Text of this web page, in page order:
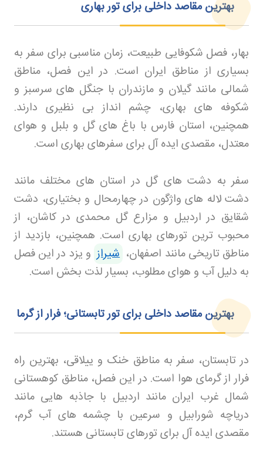
بهترین مقاصد داخلی برای تور بهاری
بهار، فصل شکوفایی طبیعت، زمان مناسبی برای سفر به
بسیاری از مناطق ایران است. در این فصل، مناطق
شمالی مانند گیلان و مازندران با جنگل های سرسبز و
شکوفه های بهاری، چشم انداز بی نظیری دارند.
همچنین، استان فارس با باغ های گل و بلبل و هوای
معتدل، مقصدی ایده آل برای سفرهای بهاری است.
سفر به دشت های گل در استان های مختلف مانند
دشت لاله های واژگون در چهارمحال و بختیاری، دشت
شقایق در اردبیل و مزارع گل محمدی در کاشان، از
محبوب ترین تورهای بهاری است. همچنین، بازدید از
مناطق تاریخی مانند اصفهان، شیراز و یزد در این فصل
به دلیل آب و هوای مطلوب، بسیار لذت بخش است.
بهترین مقاصد داخلیبرای تور تابستانی؛ فرار از گرما
در تابستان، سفر به مناطق خنک و ییلاقی، بهترین راه
فرار از گرمای هوا است. در این فصل، مناطق کوهستانی
شمال غرب ایران مانند اردبیل با جاذبه هایی مانند
دریاچه شورابیل و سرعین با چشمه های آب گرم،
مقصدی ایده آل برای تورهای تابستانی هستند.